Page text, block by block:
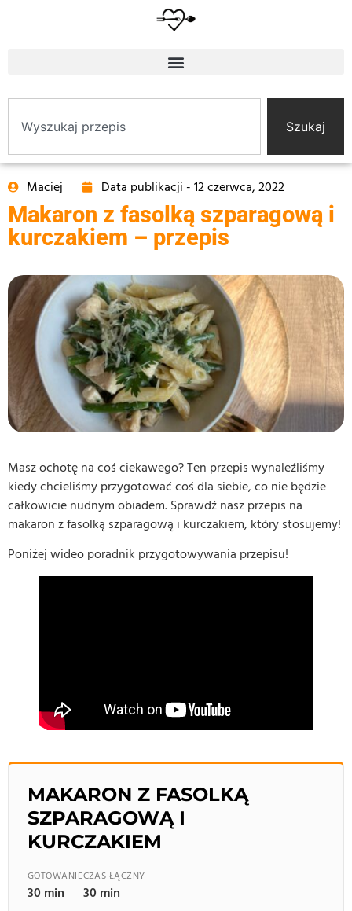
Szukaj
Maciej Data publikacji - 12 czerwca, 2022
Makaron z fasolką szparagową i
kurczakiem – przepis
Masz ochotę na coś ciekawego? Ten przepis wynaleźliśmy
kiedy chcieliśmy przygotować coś dla siebie, co nie będzie
całkowicie nudnym obiadem. Sprawdź nasz przepis na
makaron z fasolką szparagową i kurczakiem, który stosujemy!
Poniżej wideo poradnik przygotowywania przepisu!
MAKARON Z FASOLKĄ
SZPARAGOWĄ I
KURCZAKIEM
GOTOWANIE
30 min
CZAS ŁĄCZNY
30 min